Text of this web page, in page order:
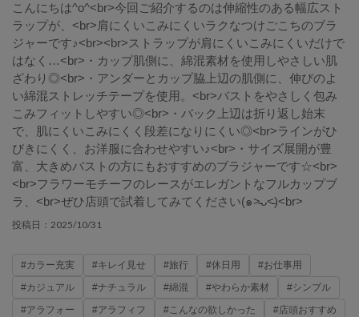
こんにちは^o^<br>今回ご紹介するのは伸縮性のある幅広スト
ラップが、<br>肩にくいこみにくいラクなつけごこちのブラ
ジャーです♪<br><br>ストラップが肩にくいこみにくいだけで
はなく…<br>・カップ肌側に、綿混素材を使用しやさしい肌
ざわり◎<br>・アンダーとカップ脇上辺の肌側に、伸びのよ
い綿混ストレッチテープを使用。<br>バストをやさしく包み
こみフィットしやすい◎<br>・バック上辺は折り返し始末
で、肌にくいこみにくく段差になりにくい◎<br>ラインがひ
びきにくく、お洋服に合わせやすい♪<br>・サイズ展開が豊
富、大きめバストの方にもおすすめのブラジャーです☆<br>
<br>フラワーモチーフのレースがエレガントなフルカップブ
ラ、<br>ぜひ店頭で試着してみてください(๑˃̵ᴗ˂̵)<br>
投稿日： 2025/10/31
#カラー充実 #キレイ見せ #旅行 #休日用
#お仕事用
#カジュアル
#ナチュラル #綿混 #やわらか素材
#シンプル
#アラフォー
#アラフィフ #こんなの欲しかった
#店頭おすすめ